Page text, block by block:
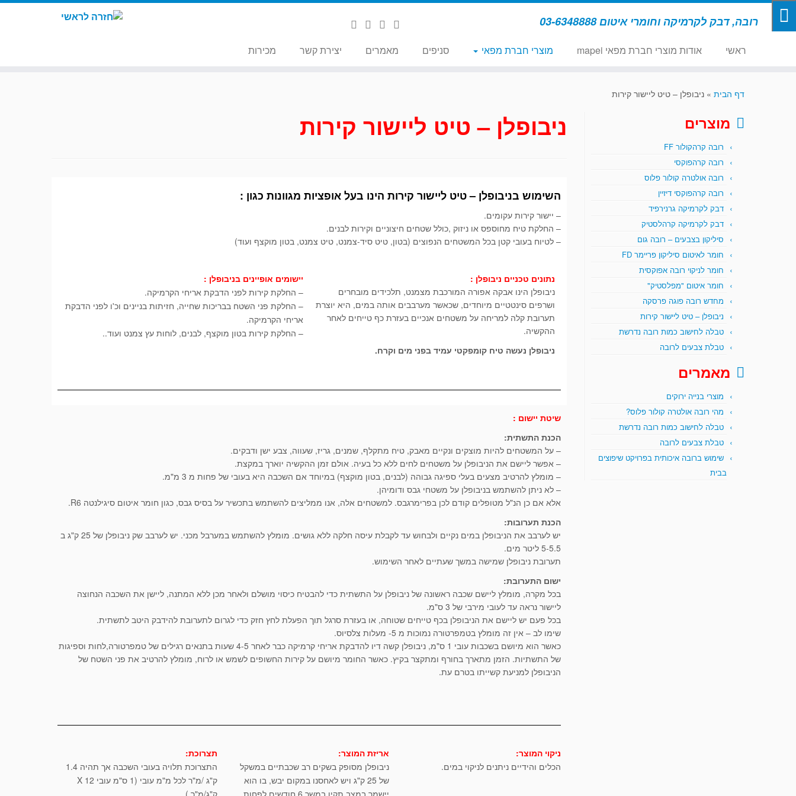
רובה, דבק לקרמיקה וחומרי איטום 03-6348888
ראשי אודות מוצרי חברת מפאי mapei מוצרי חברת מפאי סניפים מאמרים יצירת קשר מכירות
דף הבית » ניבופלן – טיט ליישור קירות
מוצרים
רובה קרהקולור FF
רובה קרהפוקסי
רובה אולטרה קולור פלוס
רובה קרהפוקסי דיזיין
דבק לקרמיקה גרנירפיד
דבק לקרמיקה קרהלסטיק
סיליקון בצבעים – רובה גום
חומר לאיטום סיליקון פריימר FD
חומר לניקוי רובה אפוקסית
חומר איטום "מפלסטיק"
מחדש רובה פוגה פרסקה
ניבופלן – טיט ליישור קירות
טבלה לחישוב כמות רובה נדרשת
טבלת צבעים לרובה
מאמרים
מוצרי בנייה ירוקים
מהי רובה אולטרה קולור פלוס?
טבלה לחישוב כמות רובה נדרשת
טבלת צבעים לרובה
שימוש ברובה איכותית בפרויקט שיפוצים
בבית
ניבופלן – טיט ליישור קירות
השימוש בניבופלן – טיט ליישור קירות הינו בעל אופציות מגוונות כגון :
– יישור קירות עקומים.
– החלקת טיח מחוספס או ניזוק ,כולל שטחים חיצוניים וקירות לבנים.
– לטיוח בעובי קטן בכל המשטחים הנפוצים (בטון, טיט סיד-צמנט, טיט צמנט, בטון מוקצף ועוד)
נתונים טכניים ניבופלן :
ניבופלן הינו אבקה אפורה המורכבת מצמנט, תלכידים מובחרים
ושרפים סינטטיים מיוחדים, שכאשר מערבבים אותה במים, היא יוצרת
תערובת קלה למריחה על משטחים אנכיים בעזרת כף טייחים לאחר
ההקשיה.
ניבופלן נעשה טיח קומפקטי עמיד בפני מים וקרח.
יישומים אופיינים בניבופלן :
– החלקת קירות לפני הדבקת אריחי הקרמיקה.
– החלקת פני השטח בבריכות שחייה, חזיתות בניינים וכ'ו לפני הדבקת
אריחי הקרמיקה.
– החלקת קירות בטון מוקצף, לבנים, לוחות עץ צמנט ועוד..
שיטת יישום :
הכנת התשתית:
– על המשטחים להיות מוצקים ונקיים מאבק, טיח מתקלף, שמנים, גריז, שעווה, צבע ישן ודבקים.
– אפשר ליישם את הניבופלן על משטחים לחים ללא כל בעיה. אולם זמן ההקשיה יוארך במקצת.
– מומלץ להרטיב מצעים בעלי ספיגה גבוהה (לבנים, בטון מוקצף) במיוחד אם השכבה היא בעובי של פחות מ 3 מ"מ.
– לא ניתן להשתמש בניבופלן על משטחי גבס ודומיהן.
אלא אם כן הנ"ל מטופלים קודם לכן בפרימרגבס. למשטחים אלה, אנו ממליצים להשתמש בתכשיר על בסיס גבס, כגון חומר איטום סיגילנטה R6.
הכנת תערובות:
יש לערבב את הניבופלן במים נקיים ולבחוש עד לקבלת עיסה חלקה ללא גושים. מומלץ להשתמש במערבל מכני. יש לערבב שק ניבופלן של 25 ק"ג ב
5-5.5 ליטר מים.
תערובת ניבופלן שמישה במשך שעתיים לאחר השימוש.
ישום התערובת:
בכל מקרה, מומלץ ליישם שכבה ראשונה של ניבופלן על התשתית כדי להבטיח כיסוי מושלם ולאחר מכן ללא המתנה, ליישן את השכבה הנחוצה
ליישור נראה עד לעובי מירבי של 3 ס"מ.
בכל פעם יש ליישם את הניבופלן בכף טייחים שטוחה, או בעזרת סרגל תוך הפעלת לחץ חזק כדי לגרום לתערובת להידבק היטב לתשתית.
שימו לב – אין זה מומלץ בטמפרטורה נמוכות מ 5- מעלות צלסיוס.
כאשר הוא מיושם בשכבות עובי 1 ס"מ, ניבופלן קשה דיו להדבקת אריחי קרמיקה כבר לאחר 4-5 שעות בתנאים רגילים של טמפרטורה,לחות וספיגות
של התשתיות. הזמן מתארך בחורף ומתקצר בקיץ. כאשר החומר מיושם על קירות החשופים לשמש או לרוח, מומלץ להרטיב את פני השטח של
הניבופלן למניעת קשייתו בטרם עת.
ניקוי המוצר:
הכלים והידיים ניתנים לניקוי במים.
אריזת המוצר:
ניבופלן מסופק בשקים רב שכבתיים במשקל
של 25 ק"ג ויש לאחסנו במקום יבש, בו הוא
יישמר במצב תקין במשך 6 חודשים לפחות.
תצרוכת:
התצרוכת תלויה בעובי השכבה אך תהיה 1.4
ק"ג /מ"ר לכל מ"מ עובי (1 ס"מ עובי X 12
ק"ג/מ"ר )